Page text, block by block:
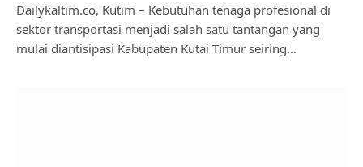
Dailykaltim.co, Kutim – Kebutuhan tenaga profesional di
sektor transportasi menjadi salah satu tantangan yang
mulai diantisipasi Kabupaten Kutai Timur seiring…